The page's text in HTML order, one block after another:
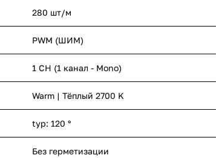
280 шт/м
PWM (ШИМ)
1 CH (1 канал - Mono)
Warm | Тёплый 2700 K
typ: 120 °
Без герметизации